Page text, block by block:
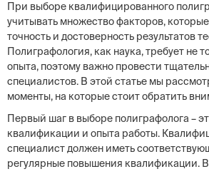
При выборе квалифицированного
учитывать множество факторов,
точность и достоверность результатов
Полиграфология, как наука, требует не
опыта, поэтому важно провести
специалистов. В этой статье мы
моменты, на которые стоит обратить
Первый шаг в выборе полиграфолога –
квалификации и опыта работы.
специалист должен иметь
регулярные повышения квалификации.